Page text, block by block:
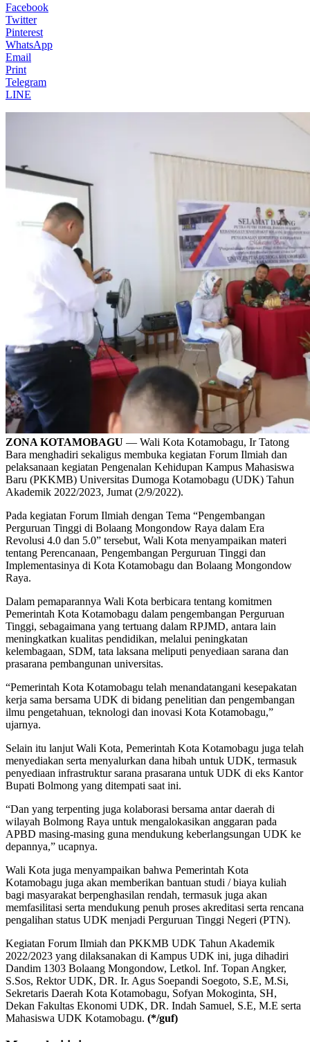
Facebook
Twitter
Pinterest
WhatsApp
Email
Print
Telegram
LINE
ZONA KOTAMOBAGU — Wali Kota Kotamobagu, Ir Tatong
Bara menghadiri sekaligus membuka kegiatan Forum Ilmiah dan
pelaksanaan kegiatan Pengenalan Kehidupan Kampus Mahasiswa
Baru (PKKMB) Universitas Dumoga Kotamobagu (UDK) Tahun
Akademik 2022/2023, Jumat (2/9/2022).
Pada kegiatan Forum Ilmiah dengan Tema “Pengembangan
Perguruan Tinggi di Bolaang Mongondow Raya dalam Era
Revolusi 4.0 dan 5.0” tersebut, Wali Kota menyampaikan materi
tentang Perencanaan, Pengembangan Perguruan Tinggi dan
Implementasinya di Kota Kotamobagu dan Bolaang Mongondow
Raya.
Dalam pemaparannya Wali Kota berbicara tentang komitmen
Pemerintah Kota Kotamobagu dalam pengembangan Perguruan
Tinggi, sebagaimana yang tertuang dalam RPJMD, antara lain
meningkatkan kualitas pendidikan, melalui peningkatan
kelembagaan, SDM, tata laksana meliputi penyediaan sarana dan
prasarana pembangunan universitas.
“Pemerintah Kota Kotamobagu telah menandatangani kesepakatan
kerja sama bersama UDK di bidang penelitian dan pengembangan
ilmu pengetahuan, teknologi dan inovasi Kota Kotamobagu,”
ujarnya.
Selain itu lanjut Wali Kota, Pemerintah Kota Kotamobagu juga telah
menyediakan serta menyalurkan dana hibah untuk UDK, termasuk
penyediaan infrastruktur sarana prasarana untuk UDK di eks Kantor
Bupati Bolmong yang ditempati saat ini.
“Dan yang terpenting juga kolaborasi bersama antar daerah di
wilayah Bolmong Raya untuk mengalokasikan anggaran pada
APBD masing-masing guna mendukung keberlangsungan UDK ke
depannya,” ucapnya.
Wali Kota juga menyampaikan bahwa Pemerintah Kota
Kotamobagu juga akan memberikan bantuan studi / biaya kuliah
bagi masyarakat berpenghasilan rendah, termasuk juga akan
memfasilitasi serta mendukung penuh proses akreditasi serta rencana
pengalihan status UDK menjadi Perguruan Tinggi Negeri (PTN).
Kegiatan Forum Ilmiah dan PKKMB UDK Tahun Akademik
2022/2023 yang dilaksanakan di Kampus UDK ini, juga dihadiri
Dandim 1303 Bolaang Mongondow, Letkol. Inf. Topan Angker,
S.Sos, Rektor UDK, DR. Ir. Agus Soepandi Soegoto, S.E, M.Si,
Sekretaris Daerah Kota Kotamobagu, Sofyan Mokoginta, SH,
Dekan Fakultas Ekonomi UDK, DR. Indah Samuel, S.E, M.E serta
Mahasiswa UDK Kotamobagu. (*/guf)